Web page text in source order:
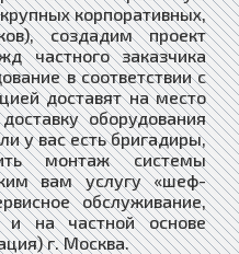
корпоративных,
создадим проект
частного заказчика
в соответствии с
доставят на место
оборудования
у вас есть бригадиры,
монтаж системы
вам услугу «шеф-
обслуживание,
и на частной основе
г. Москва.